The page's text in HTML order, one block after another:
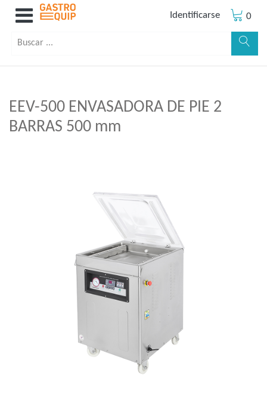
Identificarse 0
EEV-500 ENVASADORA DE PIE 2
BARRAS 500 mm